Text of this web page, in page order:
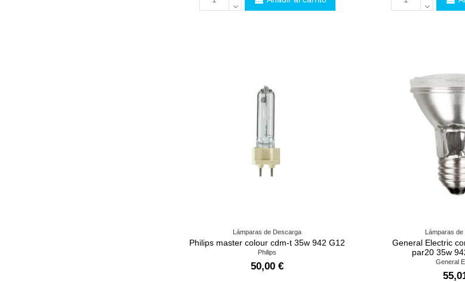
Lámparas de Descarga
Philips master colour cdm-t 35w 942 G12
Philips
50,00 €
Lámparas
General Electric
par20 35w
General